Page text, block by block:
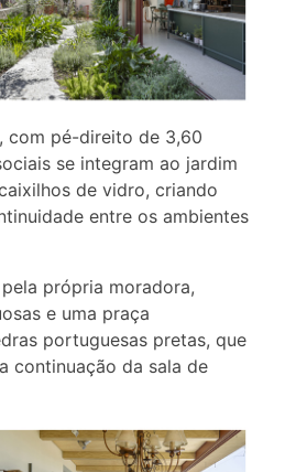
com pé-direito de 3,60
se integram ao jardim
de vidro, criando
entre os ambientes
própria moradora,
e uma praça
portuguesas pretas, que
continuação da sala de